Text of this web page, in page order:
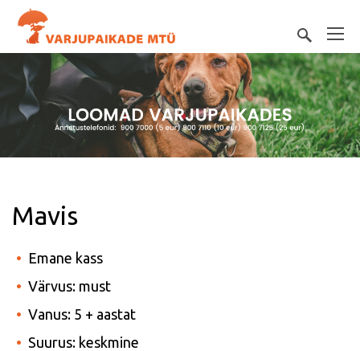
Mavis
Emane kass
Värvus: must
Vanus: 5 + aastat
Suurus: keskmine